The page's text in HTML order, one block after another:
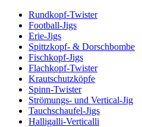
Rundkopf-Twister
Football-Jigs
Erie-Jigs
Spittzkopf- & Dorschbombe
Fischkopf-Jigs
Flachkopf-Twister
Krautschutzköpfe
Spinn-Twister
Strömungs- und Vertical-Jig
Tauchschaufel-Jigs
Halligalli-Verticalli